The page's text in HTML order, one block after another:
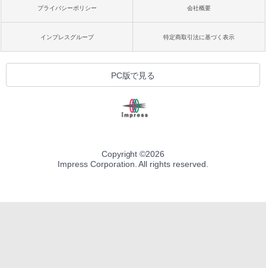
プライバシーポリシー 会社概要
インプレスグループ 特定商取引法に基づく表示
PC版で見る
Copyright ©2026
Impress Corporation. All rights reserved.